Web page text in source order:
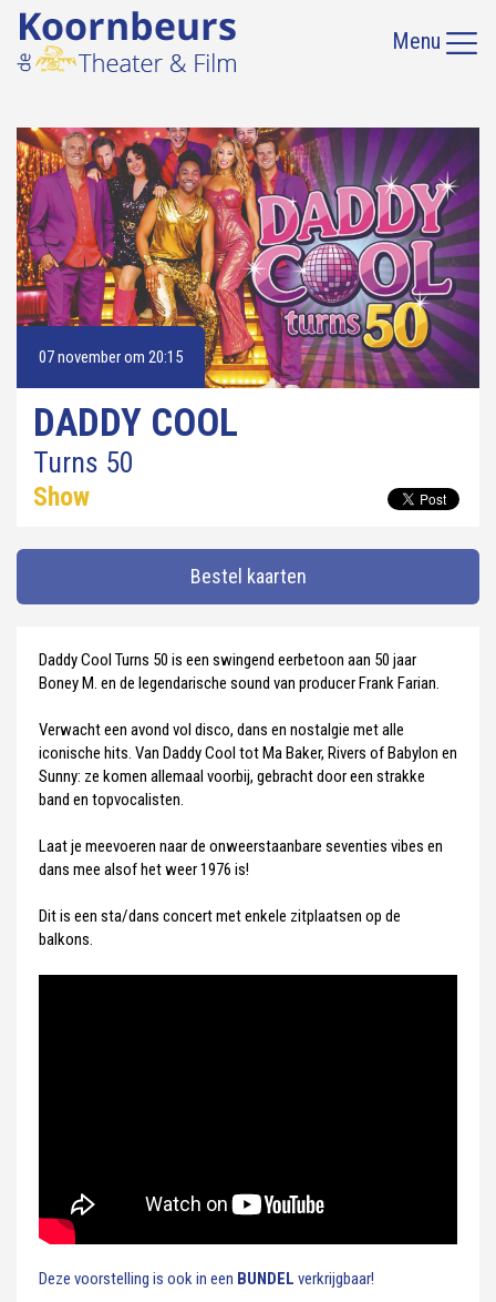
Menu
07 november om 20:15
DADDY COOL
Turns 50
Show
Bestel kaarten
Daddy Cool Turns 50 is een swingend eerbetoon aan 50 jaar
Boney M. en de legendarische sound van producer Frank Farian.
Verwacht een avond vol disco, dans en nostalgie met alle
iconische hits. Van Daddy Cool tot Ma Baker, Rivers of Babylon en
Sunny: ze komen allemaal voorbij, gebracht door een strakke
band en topvocalisten.
Laat je meevoeren naar de onweerstaanbare seventies vibes en
dans mee alsof het weer 1976 is!
Dit is een sta/dans concert met enkele zitplaatsen op de
balkons.
Deze voorstelling is ook in een BUNDEL verkrijgbaar!